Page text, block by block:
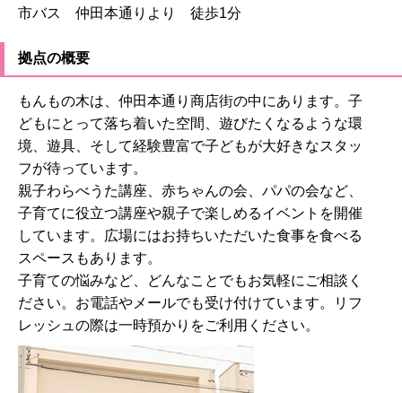
市バス 仲田本通りより 徒歩1分
拠点の概要
もんもの木は、仲田本通り商店街の中にあります。子
どもにとって落ち着いた空間、遊びたくなるような環
境、遊具、そして経験豊富で子どもが大好きなスタッ
フが待っています。
親子わらべうた講座、赤ちゃんの会、パパの会など、
子育てに役立つ講座や親子で楽しめるイベントを開催
しています。広場にはお持ちいただいた食事を食べる
スペースもあります。
子育ての悩みなど、どんなことでもお気軽にご相談く
ださい。お電話やメールでも受け付けています。リフ
レッシュの際は一時預かりをご利用ください。